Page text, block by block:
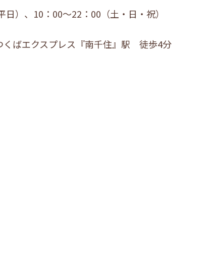
日）、10：00～22：00（土・日・祝）
くばエクスプレス『南千住』駅 徒歩4分